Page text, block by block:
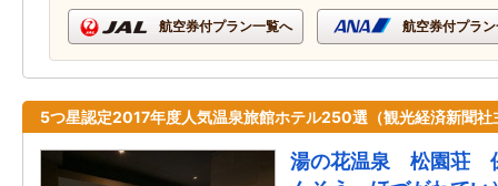
航空券付プラン一覧へ 航空券付プラ
5つ星認定2017年度人気温泉旅館ホテル250選（観光経済新聞社
湯の花温泉 松園荘